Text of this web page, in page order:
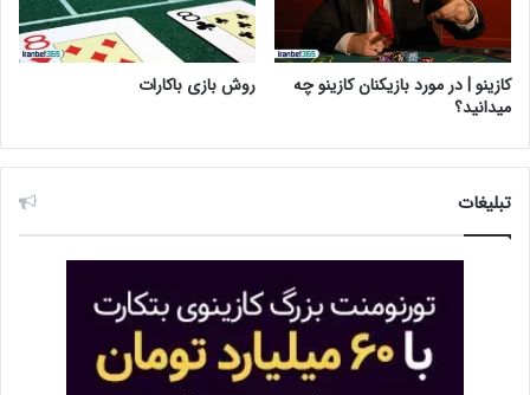
کازینو | در مورد بازیکنان کازینو چه
میدانید؟
روش بازی باکارات
تبلیغات